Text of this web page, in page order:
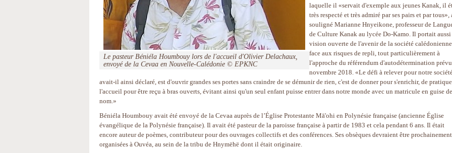
Le pasteur Béniéla Houmbouy lors de l'accueil d'Olivier Delachaux,
envoyé de la Cevaa en Nouvelle-Calédonie © EPKNC
laquelle il «servait d'exemple aux jeunes Kanak, il
très respecté et très admiré par ses pairs et par tous»,
souligné Marianne Hnyeikone, professeur de
de Culture Kanak au lycée Do-Kamo. Il portait aussi
vision ouverte de l'avenir de la société
face aux risques de repli, tout particulièrement à
l'approche du référendum d'autodétermination
novembre 2018. «Le défi à relever pour notre
avait-il ainsi déclaré, est d'ouvrir grandes ses portes sans craindre de se démunir de rien, c'est de donner pour s'enrichir, de
l'accueil pour être reçu à bras ouverts, évitant ainsi qu'un seul enfant puisse entrer dans notre monde avec un matricule en guise de
nom.»
Béniéla Houmbouy avait été envoyé de la Cevaa auprès de l’Église Protestante Mā'ohi en Polynésie française (ancienne Église
évangélique de la Polynésie française). Il avait été pasteur de la paroisse française à partir de 1983 et cela pendant 6 ans. Il était
encore auteur de poèmes, contributeur pour des ouvrages collectifs et des conférences. Ses obsèques devraient être prochainement
organisées à Ouvéa, au sein de la tribu de Hnymëhë dont il était originaire.